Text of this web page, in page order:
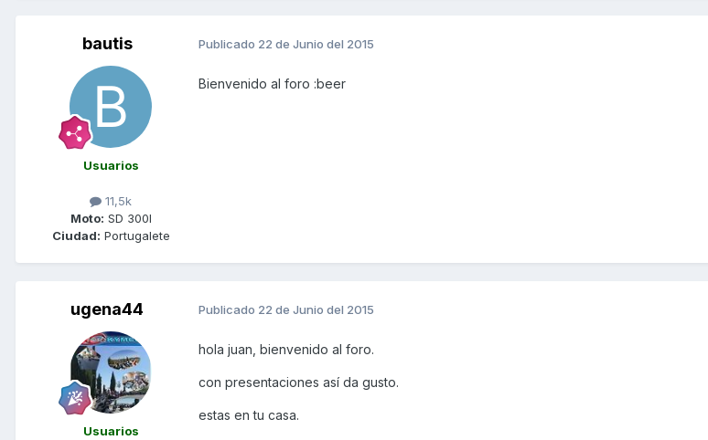
bautis
Usuarios
11,5k
Moto: SD 300I
Ciudad: Portugalete
Publicado 22 de Junio del 2015
Bienvenido al foro :beer
ugena44
Usuarios
Publicado 22 de Junio del 2015
hola juan, bienvenido al foro.
con presentaciones así da gusto.
estas en tu casa.